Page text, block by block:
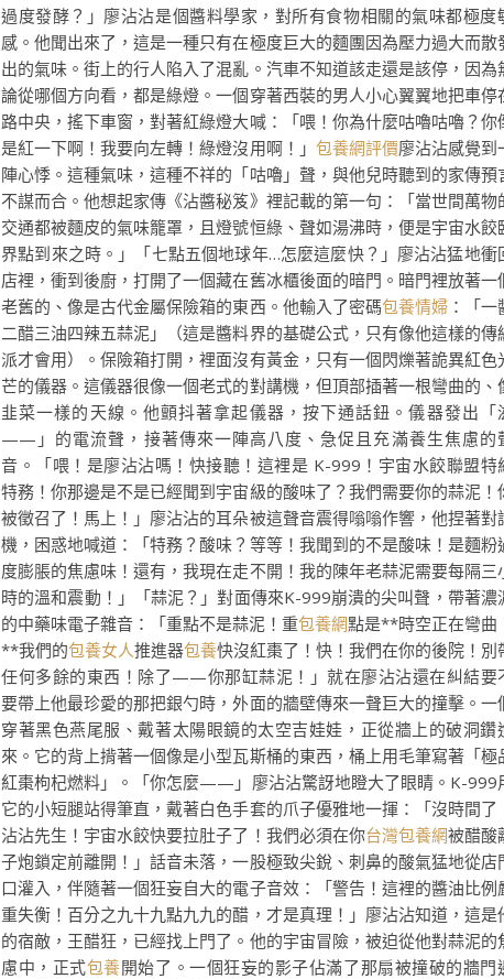
過度發酵？」廖沾沾是個醬料學家，對所有食物相關的氣味都極度
感。他聞出來了，這是一種只有在極度巨大的麵團因為壓力過大而散
出的氣味。街上的行人陷入了混亂。汽車不知道該走還是該停，因為
論從哪個方向看，都是綠燈。一個穿著西裝的男人小心翼翼地把車停
路中央，搖下車窗，對著紅綠燈大喊：「喂！你為什麼咕嚕咕嚕？你
是紅一下啊！我要向左轉！綠燈沒用啊！」 包養網評價廖沾沾感覺到
陣心悸。這種氣味，這種不祥的「咕嚕」聲，與他兒時聽到的家傳預
不謀而合。他想起家傳《沾醬秘笈》裡記載的第一句：「當世間萬物
交通都被麵皮的氣味籠罩，且燈號恒綠、聲如湯沸時，便是宇宙水餃
界點到來之時。」「七點五個地球年…怎麼這麼快？」廖沾沾猛地衝
店裡，衝到後廚，打開了一個藏在舊冰櫃後面的暗門。暗門裡放著一
老舊的、像是古代金屬保險箱的東西。他輸入了密碼包養情婦：「一
二醋三油四辣五蒜泥」（這是醬料界的基礎公式，只有像他這樣的傳
派才會用）。保險箱打開，裡面沒有黃金，只有一個閃爍著詭異紅色
芒的儀器。這儀器很像一個老式的對講機，但頂部插著一根彎曲的、
韭菜一樣的天線。他顫抖著拿起儀器，按下通話鈕。儀器發出「
——」的電流聲，接著傳來一陣高八度、急促且充滿養生焦慮的
音。「喂！是廖沾沾嗎！快接聽！這裡是 K-999！宇宙水餃聯盟特
特務！你那邊是不是已經聞到宇宙級的酸味了？我們需要你的蒜泥！
被徵召了！馬上！」廖沾沾的耳朵被這聲音震得嗡嗡作響，他捏著對
機，困惑地喊道：「特務？酸味？等等！我聞到的不是酸味！是麵粉
度膨脹的焦慮味！還有，我現在走不開！我的陳年老蒜泥需要每隔三
時的溫和震動！」「蒜泥？」對面傳來K-999崩潰的尖叫聲，帶著濃
的中藥味電子雜音：「重點不是蒜泥！重包養網點是**時空正在彎曲
**我們的包養女人推進器包養快沒紅棗了！快！我們在你的後院！別
任何多餘的東西！除了——你那缸蒜泥！」就在廖沾沾還在糾結要
要帶上他最珍愛的那把銀勺時，外面的牆壁傳來一聲巨大的撞擊。一
穿著黑色燕尾服、戴著太陽眼鏡的太空吉娃娃，正從牆上的破洞鑽
來。它的背上揹著一個像是小型瓦斯桶的東西，桶上用毛筆寫著「極
紅棗枸杞燃料」。「你怎麼——」廖沾沾驚訝地瞪大了眼睛。K-999
它的小短腿站得筆直，戴著白色手套的爪子優雅地一揮：「沒時間了
沾沾先生！宇宙水餃快要拉肚子了！我們必須在你台灣包養網被醋酸
子炮鎖定前離開！」話音未落，一股極致尖銳、刺鼻的酸氣猛地從店
口灌入，伴隨著一個狂妄自大的電子音效：「警告！這裡的醬油比例
重失衡！百分之九十九點九九的醋，才是真理！」廖沾沾知道，這是
的宿敵，王醋狂，已經找上門了。他的宇宙冒險，被迫從他對蒜泥的
慮中，正式包養開始了。一個狂妄的影子佔滿了那扇被撞破的牆門